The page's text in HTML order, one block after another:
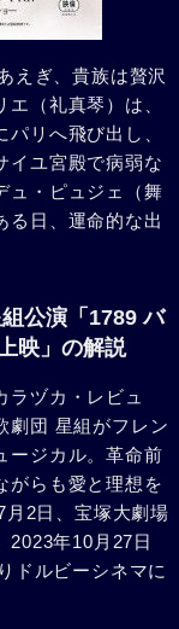
えぎ、貴族は贅沢
（礼真琴）は、
リへ飛び出し、
イユ宮殿で病弱な
ュ・ピュジェ（舞
る日、運命的な出
公演「1789 バ
映」の解説
ラヅカ・レビュ
劇団 星組がフレン
ージカル。革命前
がらも愛と理想を
2日、宝塚大劇場
2023年10月27日
ドルビーシネマに